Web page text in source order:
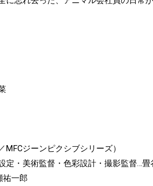
MFCジーンピクシブシリーズ）
定・美術監督・色彩設計・撮影監督…畳
祐一郎